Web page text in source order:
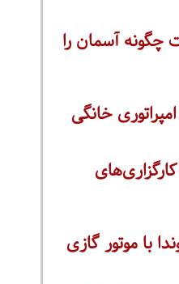
چگونه آسمان را
کارگزاری‌های